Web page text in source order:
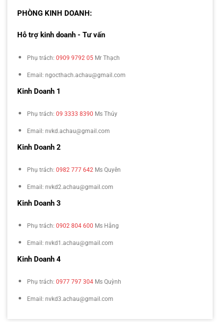
PHÒNG KINH DOANH:
Hỗ trợ kinh doanh - Tư vấn
Phụ trách: 0909 9792 05 Mr Thạch
Email: ngocthach.achau@gmail.com
Kinh Doanh 1
Phụ trách: 09 3333 8390 Ms Thúy
Email: nvkd.achau@gmail.com
Kinh Doanh 2
Phụ trách: 0982 777 642 Ms Quyên
Email: nvkd2.achau@gmail.com
Kinh Doanh 3
Phụ trách: 0902 804 600 Ms Hằng
Email: nvkd1.achau@gmail.com
Kinh Doanh 4
Phụ trách: 0977 797 304 Ms Quỳnh
Email: nvkd3.achau@gmail.com